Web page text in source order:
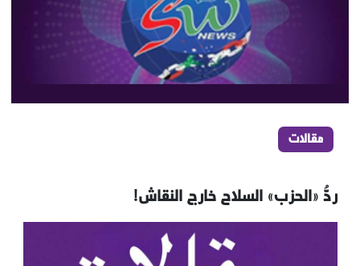
مقالات
ردُّ «الحزب» السلاح خارج النقاش!